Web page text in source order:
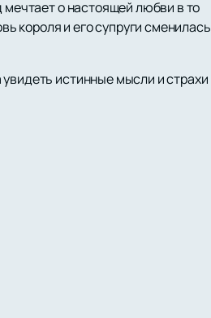
о настоящей любви в то
короля и его супруги сменилась
истинные мысли и страхи